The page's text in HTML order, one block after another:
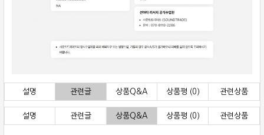
설명 관련글 상품Q&A 상품평 (0) 관련상품
설명 관련글 상품Q&A 상품평 (0) 관련상품